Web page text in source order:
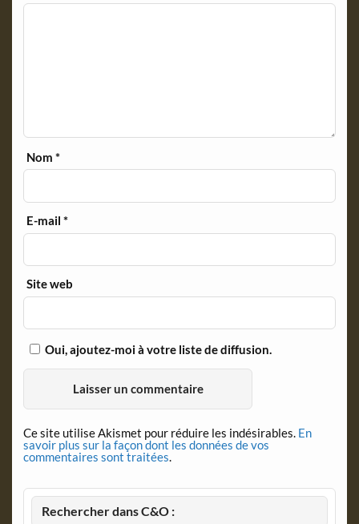
Nom*
E-mail*
Site web
Oui, ajoutez-moi à votre liste de diffusion.
Ce site utilise Akismet pour réduire les indésirables. En
savoir plus sur la façon dont les données de vos
commentaires sont traitées.
Rechercher dans C&O :